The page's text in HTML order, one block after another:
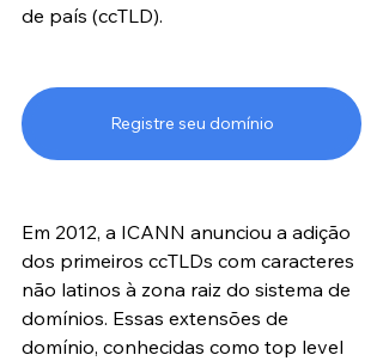
de país (ccTLD).
Registre seu domínio
Em 2012, a ICANN anunciou a adição
dos primeiros ccTLDs com caracteres
não latinos à zona raiz do sistema de
domínios. Essas extensões de
domínio, conhecidas como top level